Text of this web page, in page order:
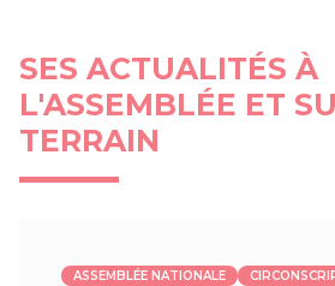
SES ACTUALITÉS À
L'ASSEMBLÉE ET
TERRAIN
ASSEMBLÉE NATIONALE